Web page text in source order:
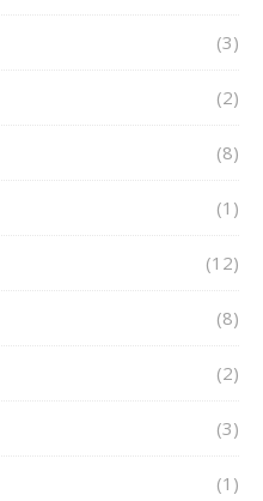
(3)
(2)
(8)
(1)
(12)
(8)
(2)
(3)
(1)